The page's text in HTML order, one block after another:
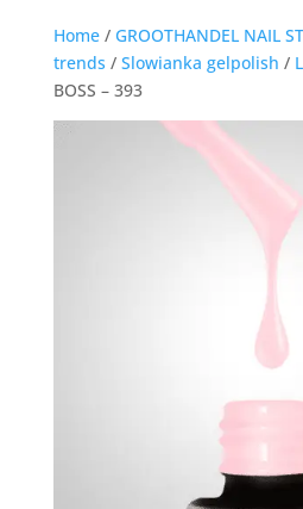
Home/ GROOTHANDEL NAIL
trends / Slowianka gelpolish /
BOSS – 393